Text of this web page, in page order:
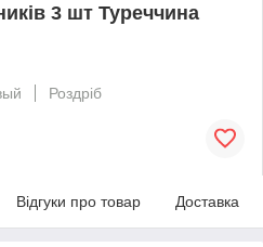
3 шт Туреччина
Роздріб
Відгуки про товар Доставка